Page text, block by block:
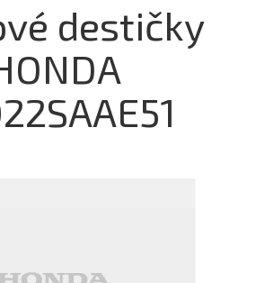
destičky